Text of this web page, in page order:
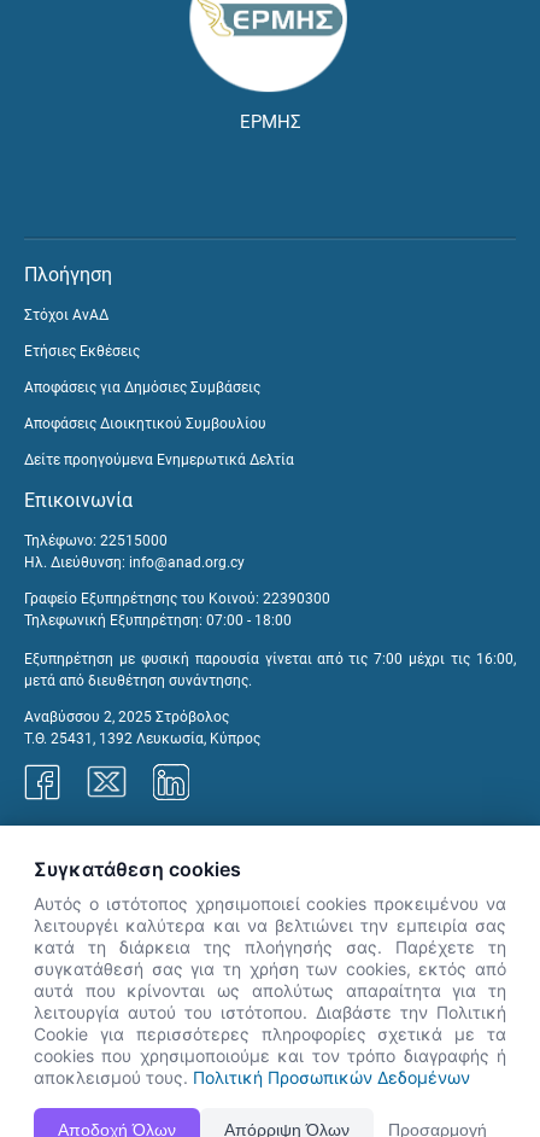
ΕΡΜΗΣ
Πλοήγηση
Στόχοι ΑνΑΔ
Ετήσιες Εκθέσεις
Αποφάσεις για Δημόσιες Συμβάσεις
Αποφάσεις Διοικητικού Συμβουλίου
Δείτε προηγούμενα Ενημερωτικά Δελτία
Επικοινωνία
Τηλέφωνο: 22515000
Ηλ. Διεύθυνση: info@anad.org.cy
Γραφείο Εξυπηρέτησης του Κοινού: 22390300
Τηλεφωνική Εξυπηρέτηση: 07:00 - 18:00
Εξυπηρέτηση με φυσική παρουσία γίνεται από τις 7:00 μέχρι τις 16:00,
μετά από διευθέτηση συνάντησης.
Αναβύσσου 2, 2025 Στρόβολος
Τ.Θ. 25431, 1392 Λευκωσία, Κύπρος
Η Ιστοσελίδα ΑνΑΔ είναι πλήρως συμβατή με τις νεότερες εκδόσεις, Google Chrome, Mozilla Firefox,
Apple Safari καθώς και Internet Explorer.
👋 Καλώς ήρθες! Είμαι η Νόησις.
Πες μου πώς μπορώ να σε βοηθήσω
σήμερα.
Συγκατάθεση cookies
Αυτός ο ιστότοπος χρησιμοποιεί cookies προκειμένου να
λειτουργέι καλύτερα και να βελτιώνει την εμπειρία σας
κατά τη διάρκεια της πλοήγησής σας. Παρέχετε τη
συγκατάθεσή σας για τη χρήση των cookies, εκτός από
αυτά που κρίνονται ως απολύτως απαραίτητα για τη
λειτουργία αυτού του ιστότοπου. Διαβάστε την Πολιτική
Cookie για περισσότερες πληροφορίες σχετικά με τα
cookies που χρησιμοποιούμε και τον τρόπο διαγραφής ή
αποκλεισμού τους. Πολιτική Προσωπικών Δεδομένων
Αποδοχή Όλων Απόρριψη Όλων Προσαρμογή